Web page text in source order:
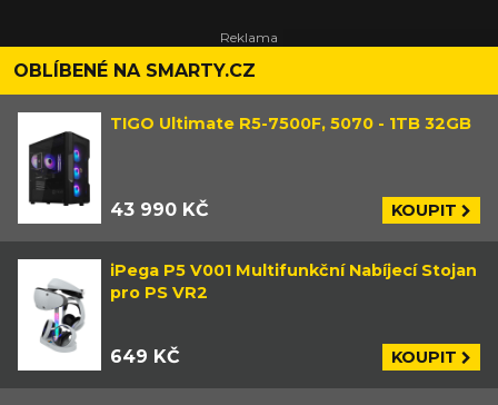
OBLÍBENÉ NA SMARTY.CZ
TIGO Ultimate R5-7500F, 5070 - 1TB 32GB
43 990 KČ KOUPIT
iPega P5 V001 Multifunkční Nabíjecí Stojan
pro PS VR2
649 KČ KOUPIT